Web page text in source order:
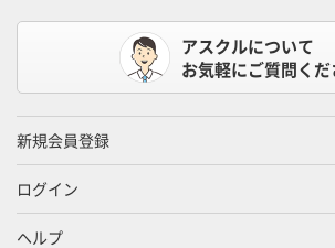
アスクルについて
お気軽にご質問くだ
新規会員登録
ログイン
ヘルプ